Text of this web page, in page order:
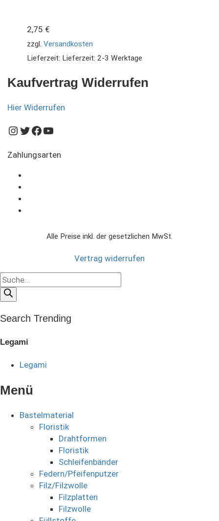
2,75 €
zzgl. Versandkosten
Lieferzeit: Lieferzeit: 2-3 Werktage
Kaufvertrag Widerrufen
Hier Widerrufen
Instagram
Twitter
Facebook
YouTube
Zahlungsarten
Alle Preise inkl. der gesetzlichen MwSt.
Vertrag widerrufen
Products
search
Search Trending
Legami
Legami
Menü
Bastelmaterial
Floristik
Drahtformen
Floristik
Schleifenbänder
Federn/Pfeifenputzer
Filz/Filzwolle
Filzplatten
Filzwolle